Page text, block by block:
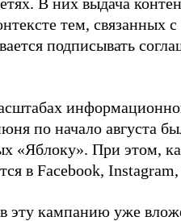
тем, связанных
подписывать
по начало августа
«Яблоку». При этом,
в Facebook,
эту кампанию уже